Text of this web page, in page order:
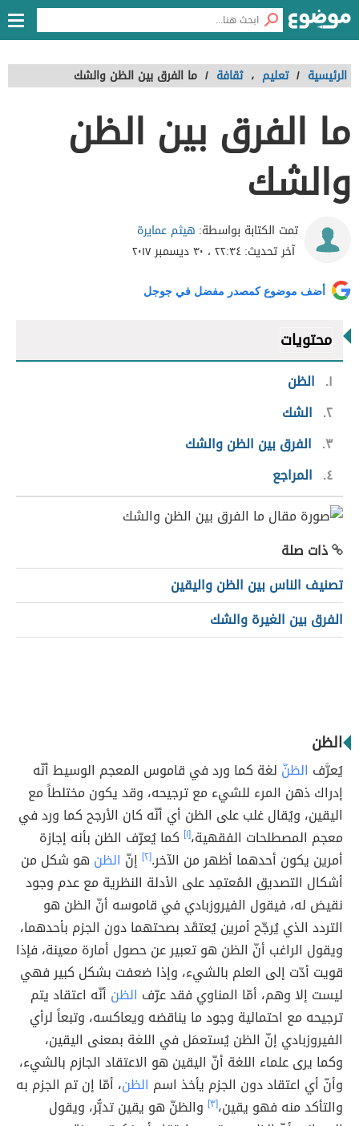
الرئيسية / تعليم ، ثقافة / ما الفرق بين الظن والشك
ما الفرق بين الظن
والشك
تمت الكتابة بواسطة: هيثم عمايرة
آخر تحديث:٢٢:٣٤ ، ٣٠ ديسمبر ٢٠١٧
أضف موضوع كمصدر مفضل في جوجل
محتويات
١
الظن
٢ الشك
٣
الفرق بين الظن والشك
٤
المراجع
ذات صلة
تصنيف الناس بين الظن واليقين
الفرق بين الغيرة والشك
الظن
يُعرَّف الظنّ لغة كما ورد في قاموس المعجم الوسيط أنّه
إدراك ذهن المرء للشيء مع ترجيحه، وقد يكون مختلطاً مع
اليقين، ويُقال غلب على الظن ‏أي أنّه كان الأرجح كما ورد في
معجم المصطلحات الفقهية،[١] ‏كما يُعرّف الظن بأنه إجازة
أمرين يكون أحدهما أظهر من الآخر.[٢] إنّ الظن هو شكل من
أشكال التصديق المُعتمِد على الأدلة النظرية مع عدم وجود
نقيض له، فيقول الفيروزبادي في قاموسه أنّ الظن هو
التردد الذي يُرجّح أمرين يُعتقَد بصحتهما دون الجزم بأحدهما،
ويقول الراغب أنّ الظن هو تعبير عن حصول أمارة معينة، فإذا
قويت أدّت إلى العلم بالشيء، وإذا ضعفت بشكل كبير فهي
ليست إلا وهم، أمّا المناوي فقد عرّف الظن أنّه اعتقاد يتم
ترجيحه مع احتمالية وجود ما يناقضه ويعاكسه، وتبعاً لرأي
الفيروزبادي إنّ الظن يُستعمَل في اللغة بمعنى اليقين،
وكما يرى علماء اللغة أنّ اليقين هو الاعتقاد الجازم بالشيء،
وأنّ أي اعتقاد دون الجزم يأخذ اسم الظن، أمّا إن تم الجزم به
والتأكد منه فهو يقين،[٣]
والظنّ هو يقين تدبُّر، ويقول